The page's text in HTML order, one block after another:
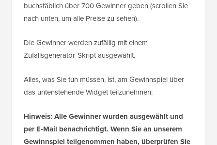
buchstäblich über 700 Gewinner geben (scrollen Sie
nach unten, um alle Preise zu sehen).
Die Gewinner werden zufällig mit einem
Zufallsgenerator-Skript ausgewählt.
Alles, was Sie tun müssen, ist, am Gewinnspiel über
das untenstehende Widget teilzunehmen:
Hinweis: Alle Gewinner wurden ausgewählt und
per E-Mail benachrichtigt. Wenn Sie an unserem
Gewinnspiel teilgenommen haben, überprüfen Sie